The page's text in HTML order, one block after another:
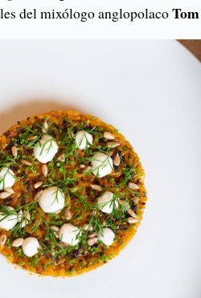
del mixólogo anglopolaco